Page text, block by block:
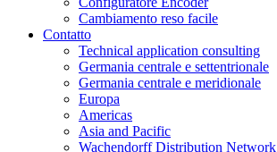
Cambiamento reso facile
Contatto
Technical application consulting
Germania centrale e settentrionale
Germania centrale e meridionale
Europa
Americas
Asia and Pacific
Wachendorff Distribution Network